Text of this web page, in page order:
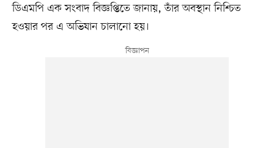
ডিএমপি এক সংবাদ বিজ্ঞপ্তিতে জানায়, তাঁর অবস্থান নিশ্চিত
হওয়ার পর এ অভিযান চালানো হয়।